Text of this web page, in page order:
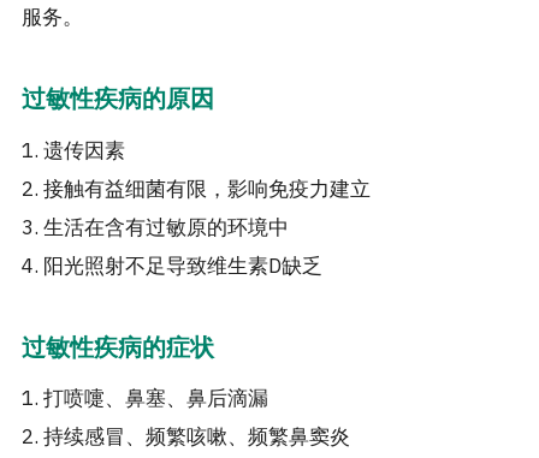
服务。
过敏性疾病的原因
1. 遗传因素
2. 接触有益细菌有限，影响免疫力建立
3. 生活在含有过敏原的环境中
4. 阳光照射不足导致维生素D缺乏
过敏性疾病的症状
1. 打喷嚏、鼻塞、鼻后滴漏
2. 持续感冒、频繁咳嗽、频繁鼻窦炎